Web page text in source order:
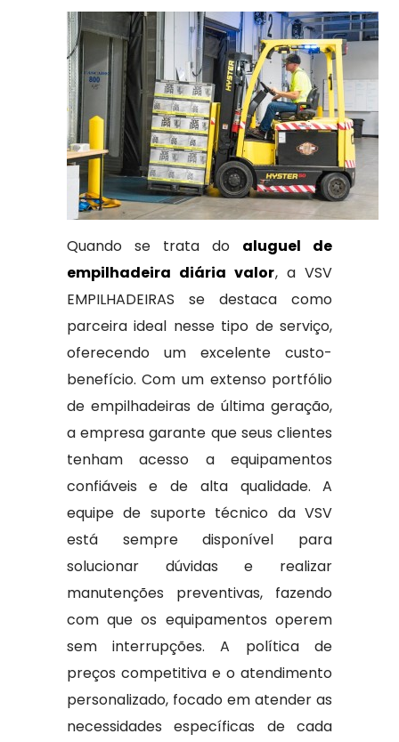
Quando se trata do aluguel de
empilhadeira diária valor, a VSV
EMPILHADEIRAS se destaca como
parceira ideal nesse tipo de serviço,
oferecendo um excelente custo-
benefício. Com um extenso portfólio
de empilhadeiras de última geração,
a empresa garante que seus clientes
tenham acesso a equipamentos
confiáveis e de alta qualidade. A
equipe de suporte técnico da VSV
está sempre disponível para
solucionar dúvidas e realizar
manutenções preventivas, fazendo
com que os equipamentos operem
sem interrupções. A política de
preços competitiva e o atendimento
personalizado, focado em atender as
necessidades específicas de cada